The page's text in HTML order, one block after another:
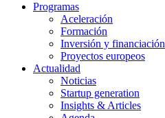
Programas
Aceleración
Formación
Inversión y financiación
Proyectos europeos
Actualidad
Noticias
Startup generation
Insights & Articles